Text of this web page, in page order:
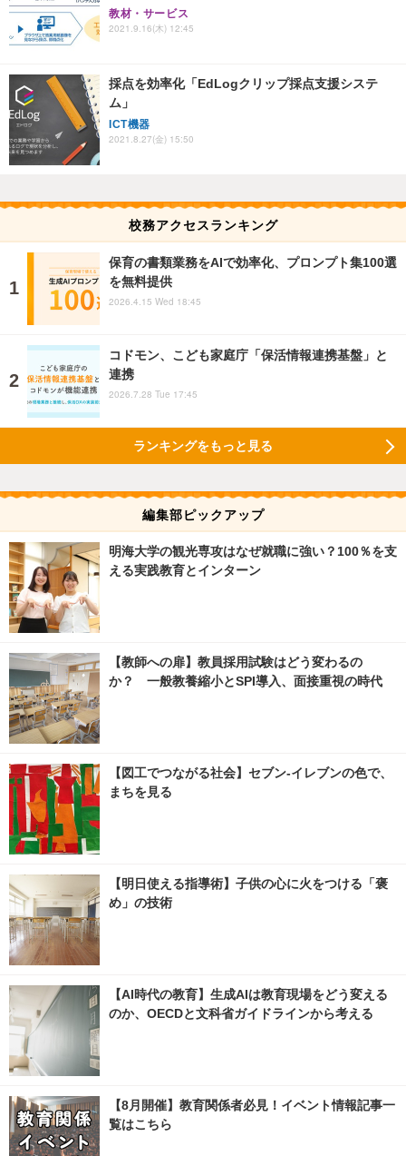
教材・サービス
2021.9.16(木) 12:45
採点を効率化「EdLogクリップ採点支援システ
ム」
ICT機器
2021.8.27(金) 15:50
校務アクセスランキング
保育の書類業務をAIで効率化、プロンプト集100選
を無料提供
2026.4.15 Wed 18:45
コドモン、こども家庭庁「保活情報連携基盤」と
連携
2026.7.28 Tue 17:45
ランキングをもっと見る
編集部ピックアップ
明海大学の観光専攻はなぜ就職に強い？100％を支
える実践教育とインターン
【教師への扉】教員採用試験はどう変わるの
か？ 一般教養縮小とSPI導入、面接重視の時代
【図工でつながる社会】セブン‐イレブンの色で、
まちを見る
【明日使える指導術】子供の心に火をつける「褒
め」の技術
【AI時代の教育】生成AIは教育現場をどう変える
のか、OECDと文科省ガイドラインから考える
【8月開催】教育関係者必見！イベント情報記事一
覧はこちら